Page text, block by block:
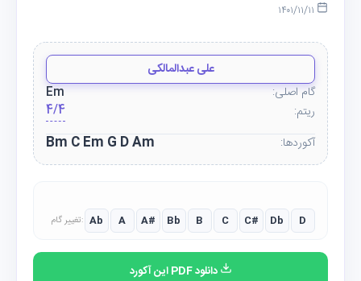
علی عبدالمالکی
گام اصلی:
Em
ریتم:
4/4
آکوردها:
Bm C Em G D Am
تغییر گام: Ab A A# Bb B C C# Db D
دانلود PDF این آکورد